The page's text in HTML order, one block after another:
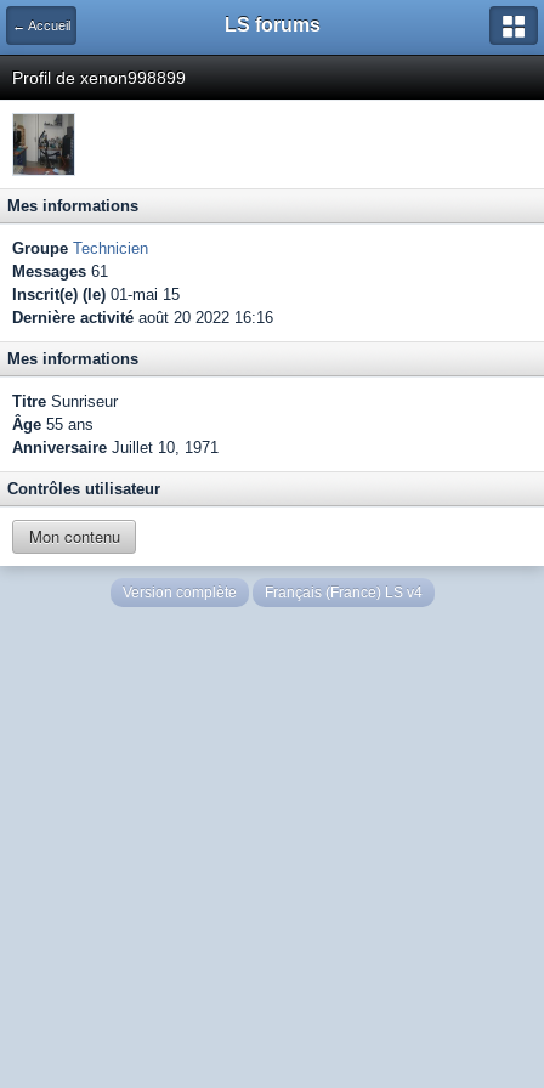
← Accueil LS forums
Profil de xenon998899
Mes informations
Groupe Technicien
Messages 61
Inscrit(e) (le) 01-mai 15
Dernière activité août 20 2022 16:16
Mes informations
Titre Sunriseur
Âge 55 ans
Anniversaire Juillet 10, 1971
Contrôles utilisateur
Mon contenu
Version complète Français (France) LS v4